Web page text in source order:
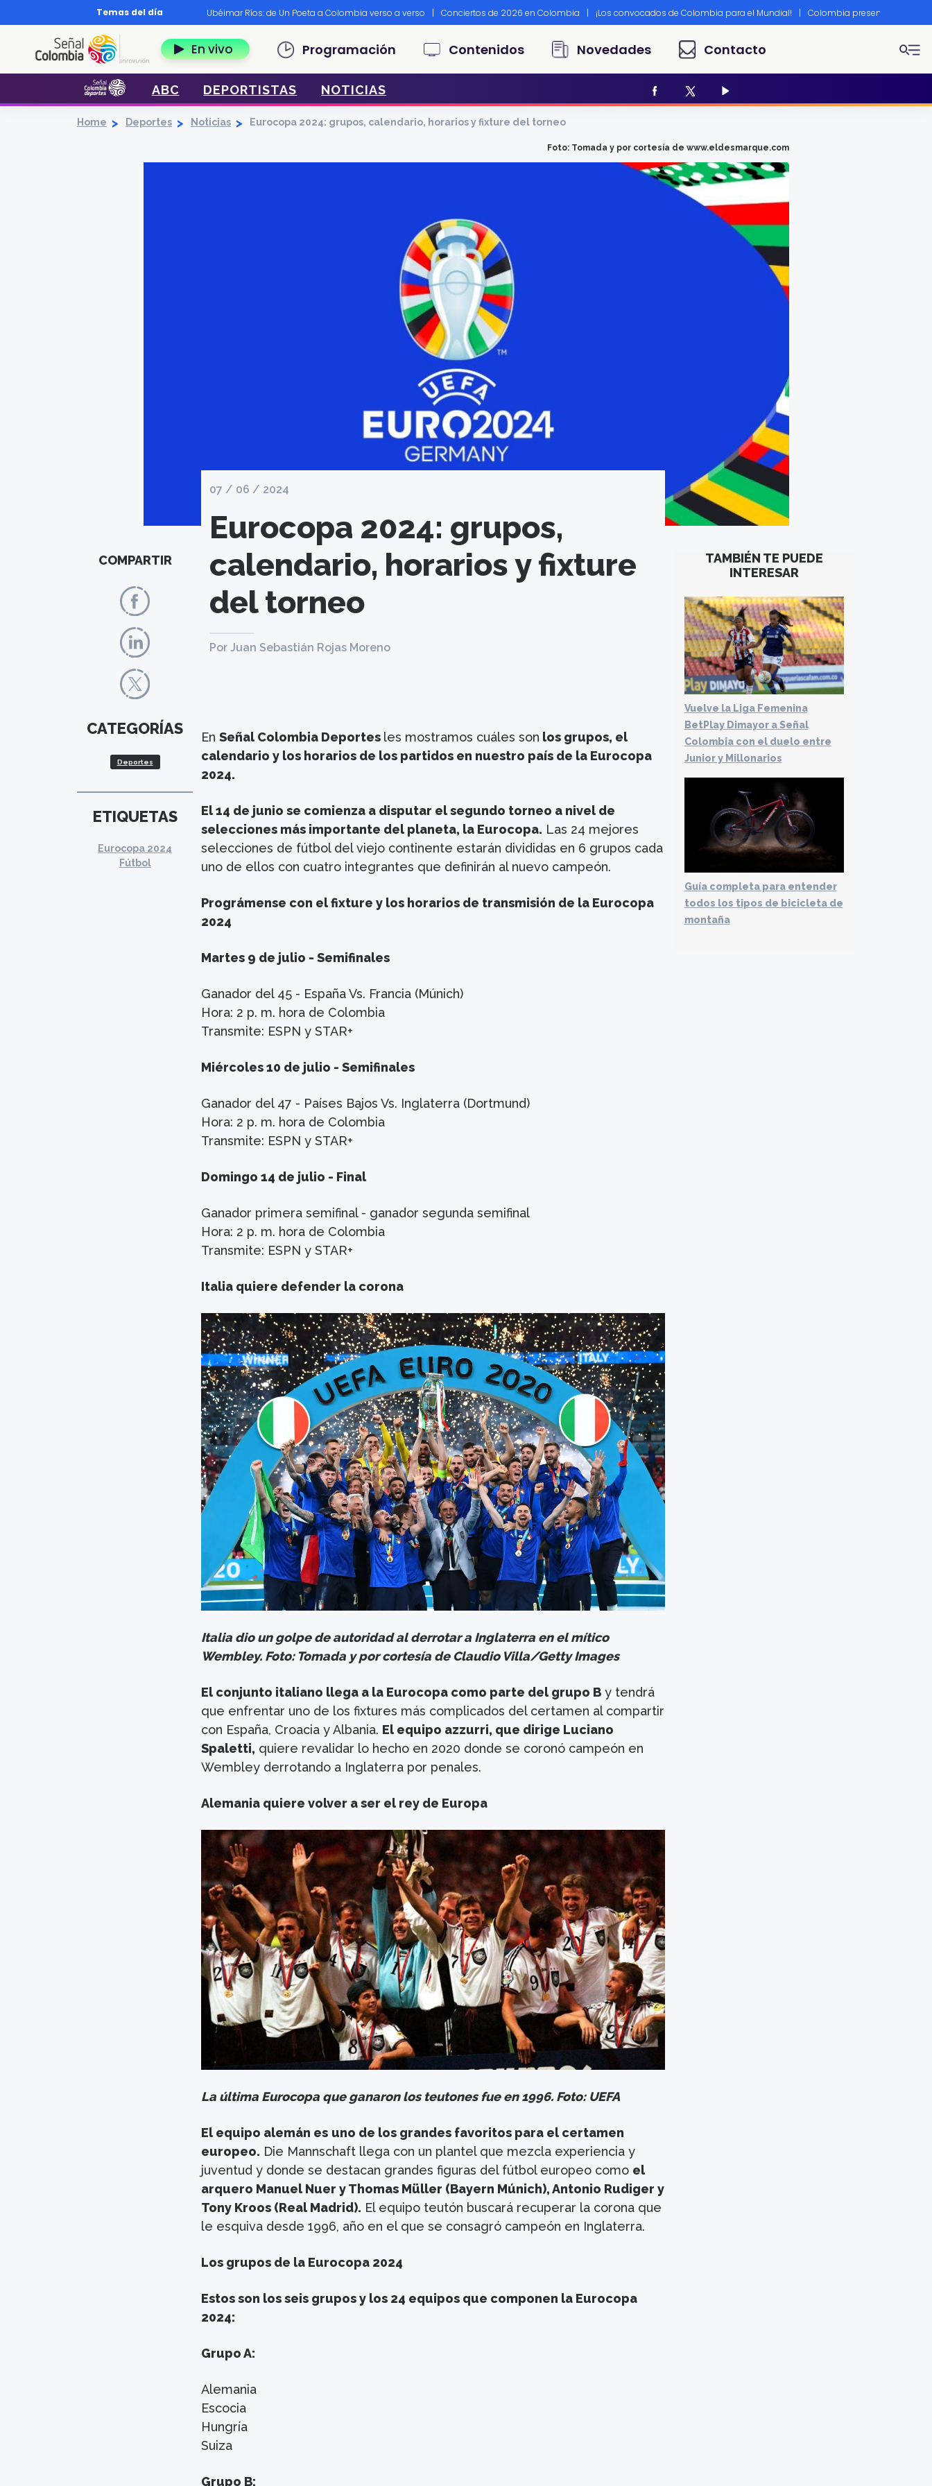
Pasar al contenido principal
Temas del día
Diccionario nariñense | Murió Leo Dan Ubéimar Ríos: de Un Poeta a Colombia verso a verso | Conciertos de 2026 en Colombia | ¡Los convocados de Colombia para el Mundial! | Colombia presente en
En vivo Navegación principalProgramación Contenidos Novedades Contacto
ABC DEPORTISTAS NOTICIAS
Home Deportes Noticias Eurocopa 2024: grupos, calendario, horarios y fixture del torneo
Foto: Tomada y por cortesía de www.eldesmarque.com
COMPARTIR
CATEGORÍAS
Deportes
ETIQUETAS
Eurocopa 2024
Fútbol
07 / 06 / 2024
Eurocopa 2024: grupos,
calendario, horarios y fixture
del torneo
Por Juan Sebastián Rojas Moreno
En Señal Colombia Deportes les mostramos cuáles son los grupos, el
calendario y los horarios de los partidos en nuestro país de la Eurocopa
2024.
El 14 de junio se comienza a disputar el segundo torneo a nivel de
selecciones más importante del planeta, la Eurocopa. Las 24 mejores
selecciones de fútbol del viejo continente estarán divididas en 6 grupos cada
uno de ellos con cuatro integrantes que definirán al nuevo campeón.
Prográmense con el fixture y los horarios de transmisión de la Eurocopa
2024
Martes 9 de julio - Semifinales
Ganador del 45 - España Vs. Francia (Múnich)
Hora: 2 p. m. hora de Colombia
Transmite: ESPN y STAR+
Miércoles 10 de julio - Semifinales
Ganador del 47 - Países Bajos Vs. Inglaterra (Dortmund)
Hora: 2 p. m. hora de Colombia
Transmite: ESPN y STAR+
Domingo 14 de julio - Final
Ganador primera semifinal - ganador segunda semifinal
Hora: 2 p. m. hora de Colombia
Transmite: ESPN y STAR+
Italia quiere defender la corona
Italia dio un golpe de autoridad al derrotar a Inglaterra en el mítico
Wembley. Foto: Tomada y por cortesía de Claudio Villa/Getty Images
El conjunto italiano llega a la Eurocopa como parte del grupo B y tendrá
que enfrentar uno de los fixtures más complicados del certamen al compartir
con España, Croacia y Albania. El equipo azzurri, que dirige Luciano
Spaletti, quiere revalidar lo hecho en 2020 donde se coronó campeón en
Wembley derrotando a Inglaterra por penales.
Alemania quiere volver a ser el rey de Europa
La última Eurocopa que ganaron los teutones fue en 1996. Foto: UEFA
El equipo alemán es uno de los grandes favoritos para el certamen
europeo. Die Mannschaft llega con un plantel que mezcla experiencia y
juventud y donde se destacan grandes figuras del fútbol europeo como el
arquero Manuel Nuer y Thomas Müller (Bayern Múnich), Antonio Rudiger y
Tony Kroos (Real Madrid). El equipo teutón buscará recuperar la corona que
le esquiva desde 1996, año en el que se consagró campeón en Inglaterra.
Los grupos de la Eurocopa 2024
Estos son los seis grupos y los 24 equipos que componen la Eurocopa
2024:
Grupo A:
Alemania
Escocia
Hungría
Suiza
Grupo B:
TAMBIÉN TE PUEDE
INTERESAR
Vuelve la Liga Femenina
BetPlay Dimayor a Señal
Colombia con el duelo entre
Junior y Millonarios
Guía completa para entender
todos los tipos de bicicleta de
montaña